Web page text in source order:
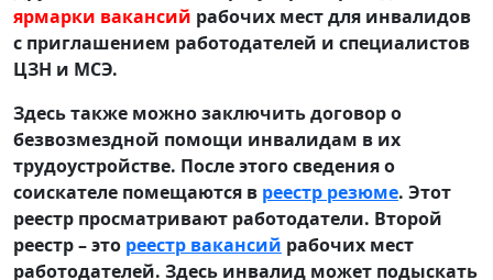
ярмарки вакансий рабочих мест для инвалидов
с приглашением работодателей и специалистов
ЦЗН и МСЭ.
Здесь также можно заключить договор о
безвозмездной помощи инвалидам в их
трудоустройстве. После этого сведения о
соискателе помещаются в реестр резюме. Этот
реестр просматривают работодатели. Второй
реестр – это реестр вакансий рабочих мест
работодателей. Здесь инвалид может подыскать